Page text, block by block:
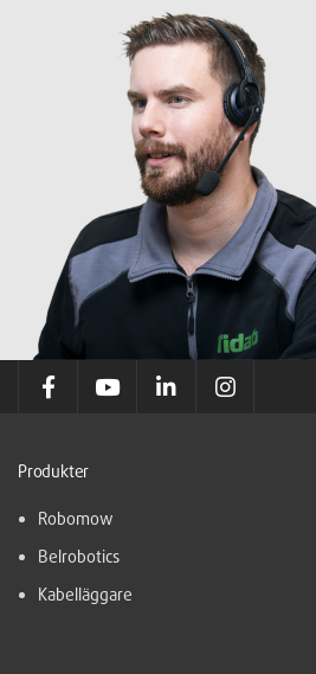
Produkter
Robomow
Belrobotics
Kabelläggare